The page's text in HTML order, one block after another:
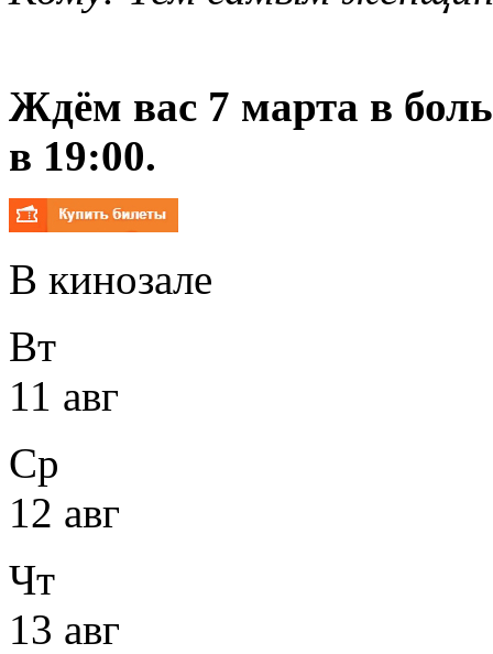
Ждём вас 7 марта в
в 19:00.
В кинозале
Вт
11 авг
Ср
12 авг
Чт
13 авг